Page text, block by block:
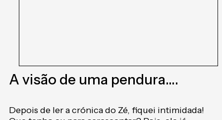
A visão de uma pendura….
Depois de ler a crónica do Zé, fiquei intimidada!